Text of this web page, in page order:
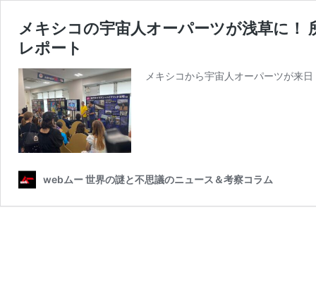
メキシコの宇宙人オーパーツが浅草に！
レポート
メキシコから宇宙人オーパーツが来
webムー 世界の謎と不思議のニュース＆考察コラム